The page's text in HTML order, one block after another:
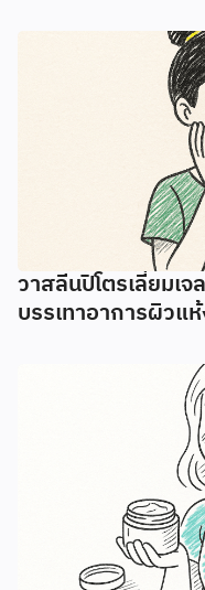
วาสลีนปิโตรเลี่ยมเ
บรรเทาอาการผิวแ